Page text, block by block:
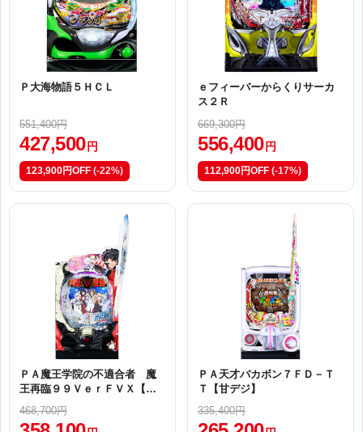
Ｐ大海物語５ＨＣＬ
551,400円
427,500円
123,900円OFF (-22%)
ｅフィーバーからくりサーカ
ス２Ｒ
669,300円
556,400円
112,900円OFF (-17%)
ＰＡ魔王学院の不適合者 魔
王再臨９９ＶｅｒＦＶＸ【甘
468,700円
ＰＡ天才バカボン７ＦＤ－Ｔ
Ｔ【甘デジ】
335,400円